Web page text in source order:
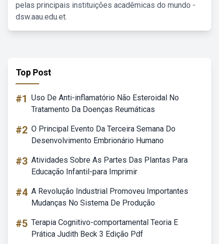
pelas principais instituições acadêmicas do mundo -
dsw.aau.edu.et.
Top Post
#1 Uso De Anti-inflamatório Não Esteroidal No
Tratamento Da Doenças Reumáticas
#2 O Principal Evento Da Terceira Semana Do
Desenvolvimento Embrionário Humano
#3 Atividades Sobre As Partes Das Plantas Para
Educação Infantil-para Imprimir
#4 A Revolução Industrial Promoveu Importantes
Mudanças No Sistema De Produção
#5 Terapia Cognitivo-comportamental Teoria E
Prática Judith Beck 3 Edição Pdf